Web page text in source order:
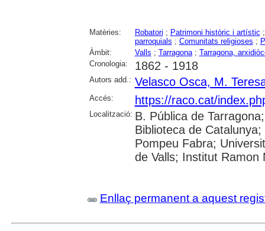
Matèries: Robatori ; Patrimoni històric i artístic
parroquials ; Comunitats religioses ;
Àmbit:
Valls ; Tarragona; Tarragona,
Cronologia:
1862 - 1918
Autors add.: Velasco Osca, M.
Accés: https://raco.cat/
Localització: B. Pública de
Biblioteca de
Pompeu Fabra;
de Valls; Institut Ramon
Enllaç permanent a aquest